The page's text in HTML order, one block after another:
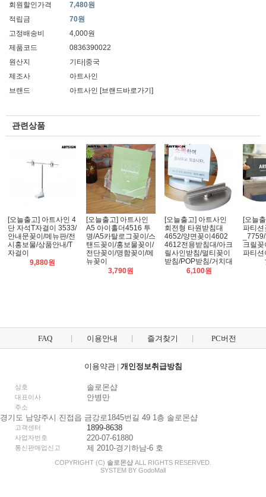
회원할인가격
7,480원
적립금
70원
고정배송비
4,000원
제품코드
0836390022
원산지
기타|중국
제조사
아트사인
브랜드
아트사인 [브랜드바로가기]
관련상품
[오늘출고] 아트사인 4
단 자석T자걸이 3533/
안내문꽂이/메뉴판/전
시홍보물/상품안내/T
자걸이
9,880원
[오늘출고] 아트사인
A5 아이홀더4516 투
명/A5카탈로그꽂이/스
탠드꽂이/홍보물꽂이/
전단꽂이/명함꽂이/메
뉴꽂이
3,790원
[오늘출고] 아트사인
회전형 타원받침대
4652/양면꽂이4602
4612전용받침대/아크
릴사인받침/멀티꽂이
받침/POP받침/거치대
6,100원
[오늘
파티션
크릴
파티션
FAQ 이용안내 즐겨찾기 PC버전
이용약관| 개인정보취급방침
상호 솔로몬샵
대표이사 안병만
주소
경기도 남양주시 진접읍 금강로1845번길 49 1층 솔로몬샵
고객센터 1899-8638
사업자번호 220-07-61880
통신판매업신고 제 2010-경기하남-6 호
COPYRIGHT (C) 솔로몬샵 ALL RIGHTS RESERVED.
SYSTEM BY GodoMall